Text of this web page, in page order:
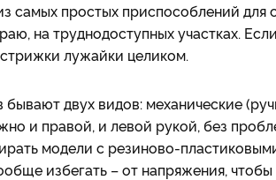
самых простых приспособлений для
на труднодоступных участках.
лужайки целиком.
двух видов: механические
и правой, и левой рукой, без
модели с резиново-
избегать – от напряжения,